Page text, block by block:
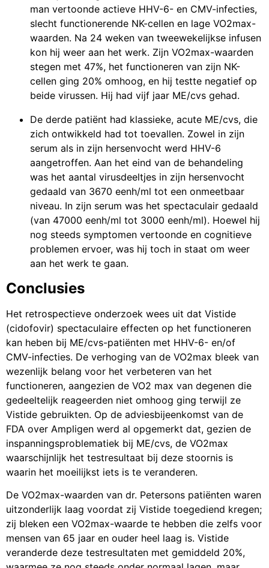
man vertoonde actieve HHV-6- en CMV-infecties,
slecht functionerende NK-cellen en lage VO2max-
waarden. Na 24 weken van tweewekelijkse infusen
kon hij weer aan het werk. Zijn VO2max-waarden
stegen met 47%, het functioneren van zijn NK-
cellen ging 20% omhoog, en hij testte negatief op
beide virussen. Hij had vijf jaar ME/cvs gehad.
De derde patiënt had klassieke, acute ME/cvs, die
zich ontwikkeld had tot toevallen. Zowel in zijn
serum als in zijn hersenvocht werd HHV-6
aangetroffen. Aan het eind van de behandeling
was het aantal virusdeeltjes in zijn hersenvocht
gedaald van 3670 eenh/ml tot een onmeetbaar
niveau. In zijn serum was het spectaculair gedaald
(van 47000 eenh/ml tot 3000 eenh/ml). Hoewel hij
nog steeds symptomen vertoonde en cognitieve
problemen ervoer, was hij toch in staat om weer
aan het werk te gaan.
Conclusies
Het retrospectieve onderzoek wees uit dat Vistide
(cidofovir) spectaculaire effecten op het functioneren
kan heben bij ME/cvs-patiënten met HHV-6- en/of
CMV-infecties. De verhoging van de VO2max bleek van
wezenlijk belang voor het verbeteren van het
functioneren, aangezien de VO2 max van degenen die
gedeeltelijk reageerden niet omhoog ging terwijl ze
Vistide gebruikten. Op de adviesbijeenkomst van de
FDA over Ampligen werd al opgemerkt dat, gezien de
inspanningsproblematiek bij ME/cvs, de VO2max
waarschijnlijk het testresultaat bij deze stoornis is
waarin het moeilijkst iets is te veranderen.
De VO2max-waarden van dr. Petersons patiënten waren
uitzonderlijk laag voordat zij Vistide toegediend kregen;
zij bleken een VO2max-waarde te hebben die zelfs voor
mensen van 65 jaar en ouder heel laag is. Vistide
veranderde deze testresultaten met gemiddeld 20%,